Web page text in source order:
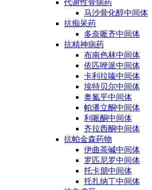
代谢性骨病药
马沙骨化醇中间体
抗痴呆药
多奈哌齐中间体
抗精神病药
布南色林中间体
依匹唑派中间体
卡利拉嗪中间体
埃特贝尔中间体
奥氮平中间体
帕潘立酮中间体
利哌酮中间体
齐拉西酮中间体
抗帕金森药物
伊曲茶碱中间体
罗匹尼罗中间体
托卡朋中间体
托扎纳丁中间体